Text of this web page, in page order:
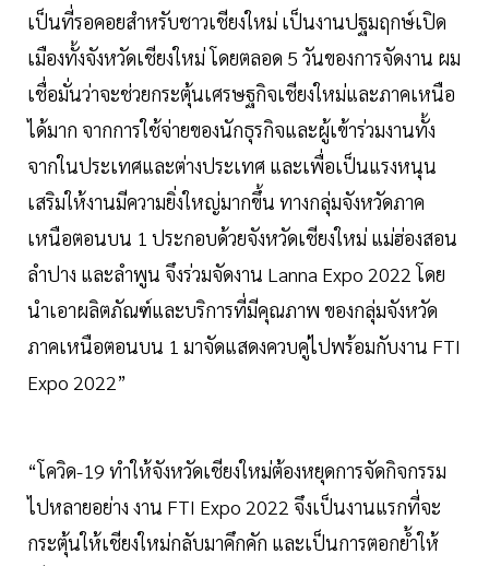
เป็นที่รอคอยสำหรับชาวเชียงใหม่ เป็นงานปฐมฤกษ์เปิด
เมืองทั้งจังหวัดเชียงใหม่ โดยตลอด 5 วันของการจัดงาน ผม
เชื่อมั่นว่าจะช่วยกระตุ้นเศรษฐกิจเชียงใหม่และภาคเหนือ
ได้มาก จากการใช้จ่ายของนักธุรกิจและผู้เข้าร่วมงานทั้ง
จากในประเทศและต่างประเทศ และเพื่อเป็นแรงหนุน
เสริมให้งานมีความยิ่งใหญ่มากขึ้น ทางกลุ่มจังหวัดภาค
เหนือตอนบน 1 ประกอบด้วยจังหวัดเชียงใหม่ แม่ฮ่องสอน
ลำปาง และลำพูน จึงร่วมจัดงาน Lanna Expo 2022 โดย
นำเอาผลิตภัณฑ์และบริการที่มีคุณภาพ ของกลุ่มจังหวัด
ภาคเหนือตอนบน 1 มาจัดแสดงควบคู่ไปพร้อมกับงาน FTI
Expo 2022”
“โควิด-19 ทำให้จังหวัดเชียงใหม่ต้องหยุดการจัดกิจกรรม
ไปหลายอย่าง งาน FTI Expo 2022 จึงเป็นงานแรกที่จะ
กระตุ้นให้เชียงใหม่กลับมาคึกคัก และเป็นการตอกย้ำให้